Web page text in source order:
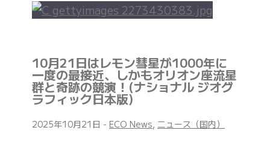
10月21日はレモン彗星が1000年に
一度の最接近、しかもオリオン座流星
群と奇跡の競演！(ナショナル ジオグ
ラフィック日本版)
2025年10月21日 - ECO News, ニュース（国内）